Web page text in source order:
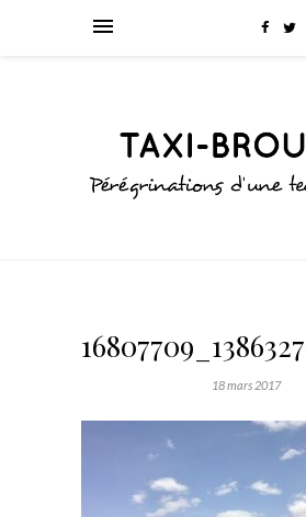
18 mars 2017